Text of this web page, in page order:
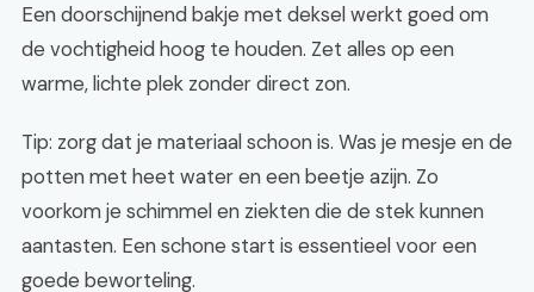
Een doorschijnend bakje met deksel werkt goed om
de vochtigheid hoog te houden. Zet alles op een
warme, lichte plek zonder direct zon.
Tip: zorg dat je materiaal schoon is. Was je mesje en de
potten met heet water en een beetje azijn. Zo
voorkom je schimmel en ziekten die de stek kunnen
aantasten. Een schone start is essentieel voor een
goede beworteling.